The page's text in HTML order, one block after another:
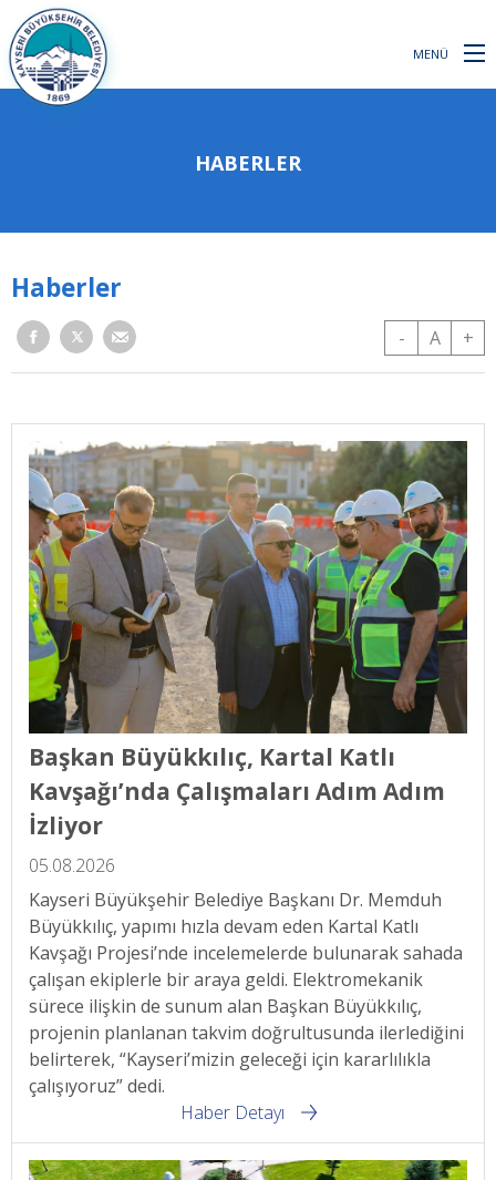
MENÜ
HABERLER
Haberler
- A +
Başkan Büyükkılıç, Kartal Katlı
Kavşağı’nda Çalışmaları Adım Adım
İzliyor
05.08.2026
Kayseri Büyükşehir Belediye Başkanı Dr. Memduh
Büyükkılıç, yapımı hızla devam eden Kartal Katlı
Kavşağı Projesi’nde incelemelerde bulunarak sahada
çalışan ekiplerle bir araya geldi. Elektromekanik
sürece ilişkin de sunum alan Başkan Büyükkılıç,
projenin planlanan takvim doğrultusunda ilerlediğini
belirterek, “Kayseri’mizin geleceği için kararlılıkla
çalışıyoruz” dedi.
Haber Detayı